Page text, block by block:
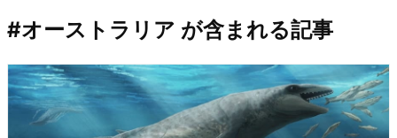
#オーストラリア が含まれる記事